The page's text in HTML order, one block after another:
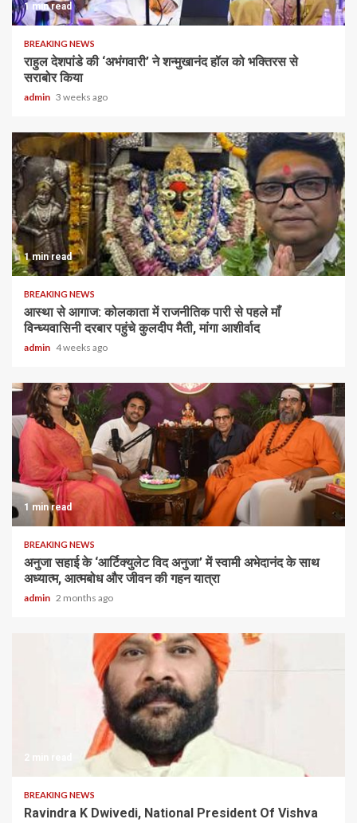
1 min read
BREAKING NEWS
राहुल देशपांडे की ‘अभंगवारी’ ने शन्मुखानंद हॉल को भक्तिरस से
सराबोर किया
admin 3 weeks ago
1 min read
BREAKING NEWS
आस्था से आगाज: कोलकाता में राजनीतिक पारी से पहले माँ
विन्ध्यवासिनी दरबार पहुंचे कुलदीप मैती, मांगा आशीर्वाद
admin 4 weeks ago
1 min read
BREAKING NEWS
अनुजा सहाई के ‘आर्टिक्युलेट विद अनुजा’ में स्वामी अभेदानंद के साथ
अध्यात्म, आत्मबोध और जीवन की गहन यात्रा
admin 2 months ago
2 min read
BREAKING NEWS
Ravindra K Dwivedi, National President Of Vishva